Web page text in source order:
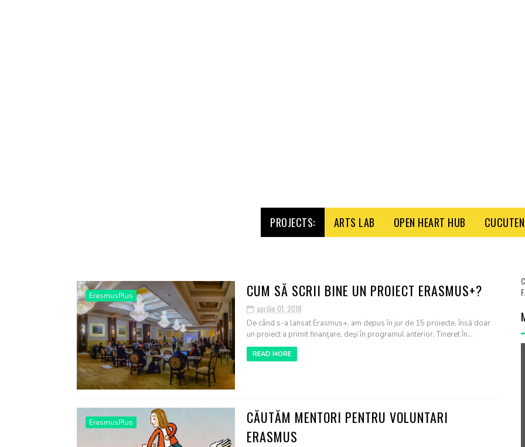
PROJECTS: ARTS LAB OPEN HEART HUB
ErasmusPlus CUM SĂ SCRII BINE UN PROIECT ERASMUS+?
aprilie 01, 2018
De când s-a lansat Erasmus+, am depus în jur de 15 proiecte, însă doar
un proiect a primit finanţare, deşi în programul anterior, Tineret în...
READ MORE
ErasmusPlus
CĂUTĂM MENTORI PENTRU VOLUNTARI
ERASMUS